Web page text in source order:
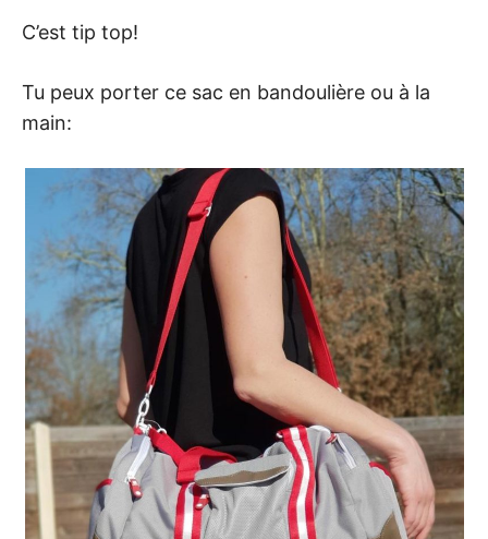
C’est tip top!
Tu peux porter ce sac en bandoulière ou à la
main: